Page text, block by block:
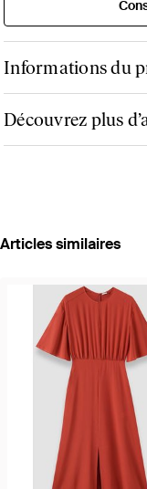
Informations du
Découvrez plus
Articles similaires